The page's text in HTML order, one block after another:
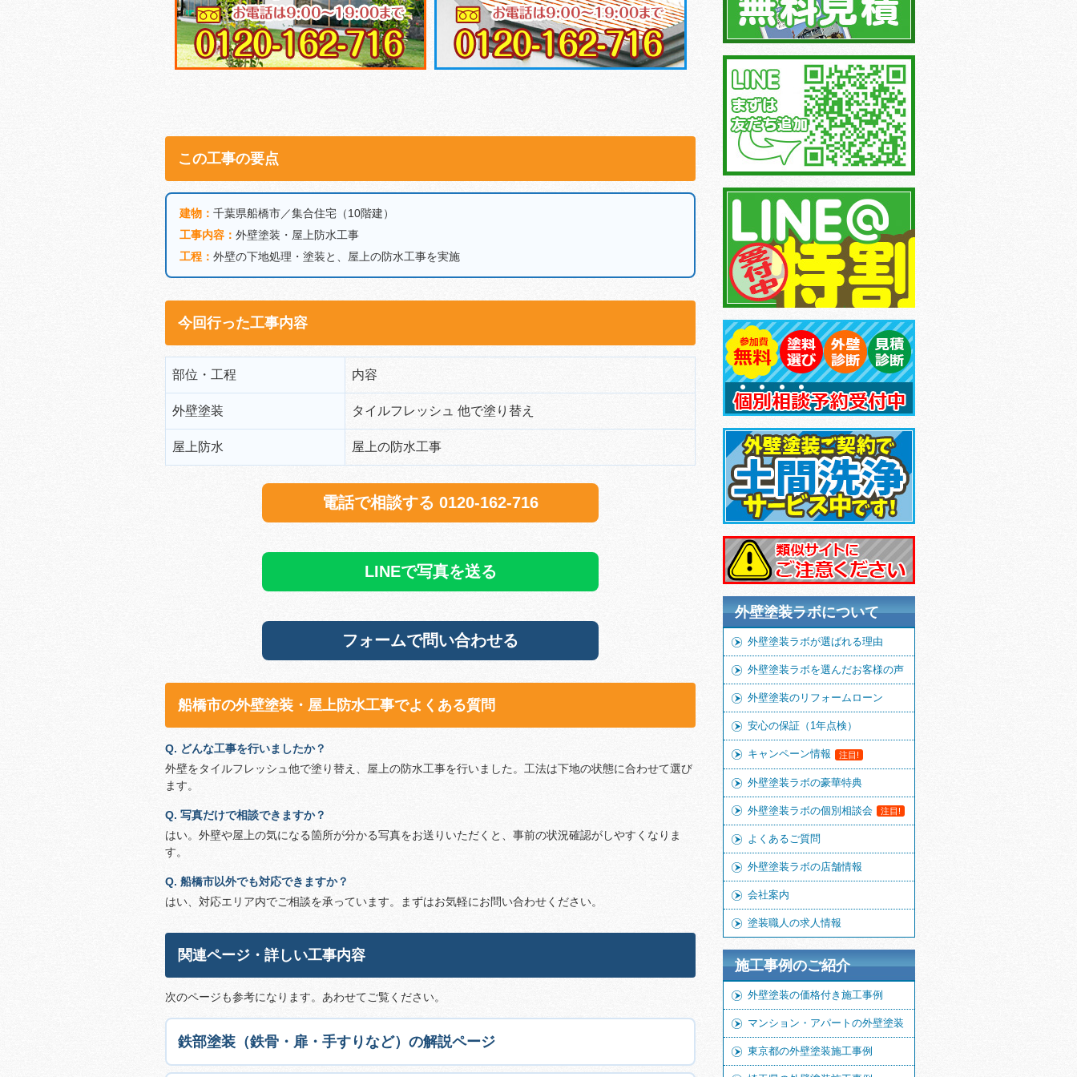
この工事の要点
建物： 千葉県船橋市／集合住宅（10階建）
工事内容： 外壁塗装・屋上防水工事
工程： 外壁の下地処理・塗装と、屋上の防水工事を実施
今回行った工事内容
部位・工程 内容
外壁塗装 タイルフレッシュ 他で塗り替え
屋上防水 屋上の防水工事
電話で相談する 0120-162-716
LINEで写真を送る
フォームで問い合わせる
船橋市の外壁塗装・屋上防水工事でよくある質問
Q. どんな工事を行いましたか？
外壁をタイルフレッシュ他で塗り替え、屋上の防水工事を行いました。工法は下地の状態に合わせて選び
ます。
Q. 写真だけで相談できますか？
はい。外壁や屋上の気になる箇所が分かる写真をお送りいただくと、事前の状況確認がしやすくなりま
す。
Q. 船橋市以外でも対応できますか？
はい、対応エリア内でご相談を承っています。まずはお気軽にお問い合わせください。
関連ページ・詳しい工事内容
次のページも参考になります。あわせてご覧ください。
鉄部塗装（鉄骨・扉・手すりなど）の解説ページ
外壁塗装ラボについて
外壁塗装ラボが選ばれる理由
外壁塗装ラボを選んだお客様の声
外壁塗装のリフォームローン
安心の保証（1年点検）
キャンペーン情報 注目!
外壁塗装ラボの豪華特典
外壁塗装ラボの個別相談会 注目!
よくあるご質問
外壁塗装ラボの店舗情報
会社案内
塗装職人の求人情報
施工事例のご紹介
外壁塗装の価格付き施工事例
マンション・アパートの外壁塗装
東京都の外壁塗装施工事例